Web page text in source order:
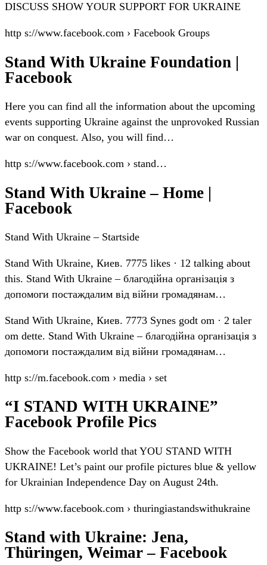
DISCUSS SHOW YOUR SUPPORT FOR UKRAINE
http s://www.facebook.com › Facebook Groups
Stand With Ukraine Foundation |
Facebook
Here you can find all the information about the upcoming
events supporting Ukraine against the unprovoked Russian
war on conquest. Also, you will find…
http s://www.facebook.com › stand…
Stand With Ukraine – Home |
Facebook
Stand With Ukraine – Startside
Stand With Ukraine, Киев. 7775 likes · 12 talking about
this. Stand With Ukraine – благодійна організація з
допомоги постаждалим від війни громадянам…
Stand With Ukraine, Киев. 7773 Synes godt om · 2 taler
om dette. Stand With Ukraine – благодійна організація з
допомоги постаждалим від війни громадянам…
http s://m.facebook.com › media › set
“I STAND WITH UKRAINE”
Facebook Profile Pics
Show the Facebook world that YOU STAND WITH
UKRAINE! Let’s paint our profile pictures blue & yellow
for Ukrainian Independence Day on August 24th.
http s://www.facebook.com › thuringiastandswithukraine
Stand with Ukraine: Jena,
Thüringen, Weimar – Facebook